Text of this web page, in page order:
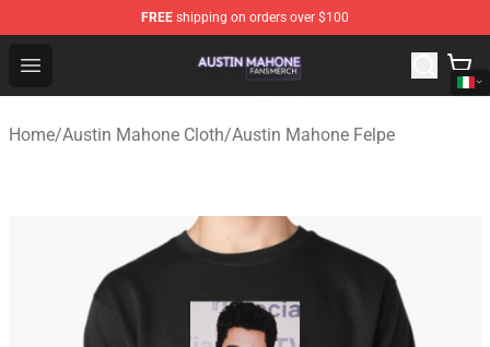
FREE shipping on orders over $100
Open menu
Austin Mahone Shop - Official Austin Mahone
Home/Austin Mahone Cloth/Austin Mahone Felpe